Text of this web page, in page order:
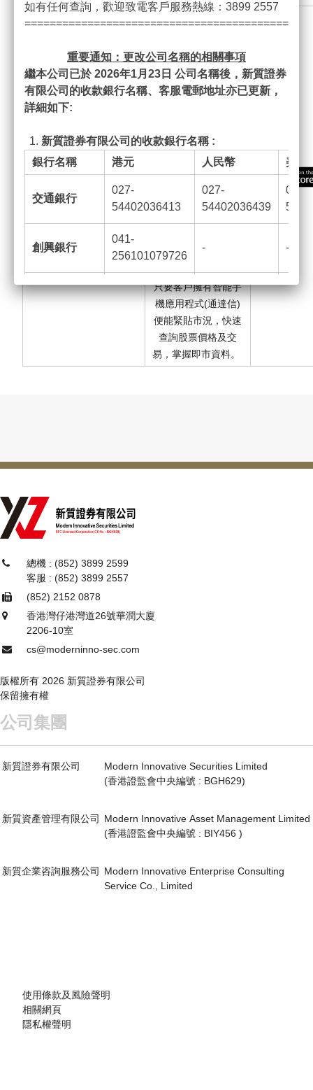
外國股票 (APP版)
程式的股票手機交易
平台系統 - 外股(股票
實時報價及交易App
串流報價及經紀排盤
等情況，讓您以手機
進行交易的同時，亦
可查閱帳戶詳情及交
易狀態。讓客戶提供
客戶可時刻緊貼股票
市場脈搏 。
只要客戶擁有智能手
機應用程式(通達信)
便能緊貼市況，快速
查詢股票價格及交
易，掌握即市資料。
總機 : (852) 3899 2599
客服 : (852) 3899 2557
(852) 2152 0878
香港灣仔港灣道26號華潤大廈
2206-10室
cs@moderninno-sec.com
版權所有 2026 新質證券有限公司
保留擁有權
公司集團
新質證券有限公司
Modern Innovative Securities Limited
(香港證監會中央編號 : BGH629)
新質資產管理有限公司
Modern Innovative Asset Management Limited
(香港證監會中央編號 : BIY456 )
新質企業咨詢服務公司
Modern Innovative Enterprise Consulting
Service Co., Limited
使用條款及風險聲明
相關網頁
隱私權聲明
如有任何查詢，歡迎致電客戶服務熱線：3899 2557
重要通知：更改公司名稱的相關事項
繼本公司已於 2026年1月23 日 公司名稱後，新質證券
有限公司的收款銀行名稱、客服電郵地址亦已更新，
詳細如下:
新質證券有限公司的收款銀行名稱 :
銀行名稱
港元 人民幣 美元
交通銀行
027-
54402036413
027-
54402036439
027-
創興銀行
041-
256101079726
- -
恒生銀行
024-390-
673929-001
- -
012-884-0-
010312-6
-
站將更改為 : www.moderninno-sec.com
除以上更改外，本公司的
聯絡電話均維持不變，所有日常業務將如常進行，不
會受到任何影響。
如有任何查詢，歡迎致電客戶服務熱線：3899 2557
為了迎接未來發展的新機遇，本公司及其下成員公司
舊
ChaoShang
Securities Limited
Securities Limited
潮商資產管理有限公
Management Limited
新質資產管理有限公司
Modern Innovative
Limited
潮商企業諮詢服務有
Chaoshang
司
Modern Innovative
向更高質素及創新服務的新階段。
關於是次更改公司名稱期間，所有本公司的
號碼、公司地址、聯絡電話